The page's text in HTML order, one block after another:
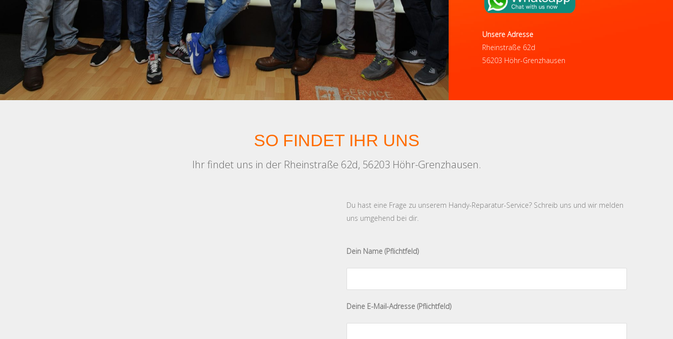
Unsere Adresse
Rheinstraße 62d
56203 Höhr-Grenzhausen
SO FINDET IHR UNS
Ihr findet uns in der Rheinstraße 62d, 56203 Höhr-Grenzhausen.
Du hast eine Frage zu unserem Handy-Reparatur-Service? Schreib uns und wir melden
uns umgehend bei dir.
Dein Name (Pflichtfeld)
Bitte lasse dieses Feld leer.
Deine E-Mail-Adresse (Pflichtfeld)